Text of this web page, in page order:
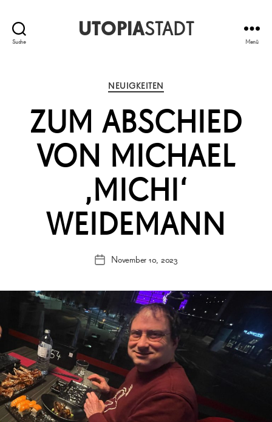
Suche
UTOPIASTADT
Menü
Kategorien
NEUIGKEITEN
ZUM ABSCHIED
VON MICHAEL
‚MICHI‘
WEIDEMANN
Veröffentlichungsdatum
November 10, 2023